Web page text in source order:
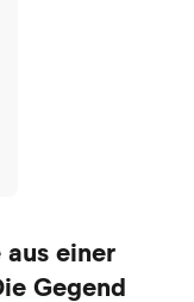
einer
Gegend